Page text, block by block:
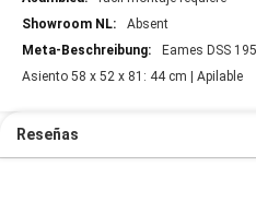
Absent
Eames DSS
Asiento 58 x 52 x 81: 44 cm | Apilable
Reseñas